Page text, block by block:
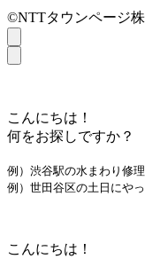
©NTTタウンページ株
こんにちは！
何をお探しですか？
例）渋谷駅の水まわり修
例）世田谷区の土日にや
こんにちは！